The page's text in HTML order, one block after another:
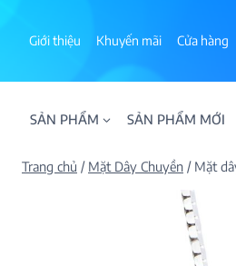
Giới thiệu Khuyến mãi Cửa hàng
SẢN PHẨM SẢN PHẨM MỚI
Trang chủ / Mặt Dây Chuyền / Mặt